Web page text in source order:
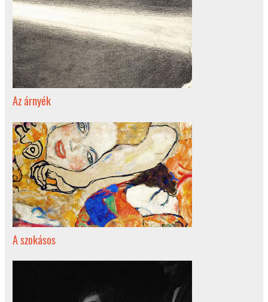
Az árnyék
A szokásos